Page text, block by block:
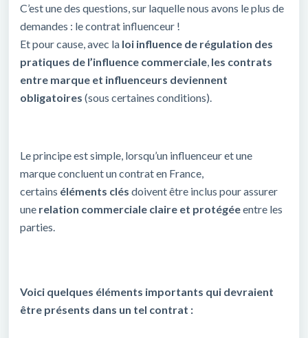
C’est une des questions, sur laquelle nous avons le plus de
demandes : le contrat influenceur !
Et pour cause, avec la loi influence de régulation des
pratiques de l’influence commerciale, les contrats
entre marque et influenceurs deviennent
obligatoires (sous certaines conditions).
Le principe est simple, lorsqu’un influenceur et une
marque concluent un contrat en France,
certains éléments clés doivent être inclus pour assurer
une relation commerciale claire et protégéeentre les
parties.
Voici quelques éléments importants qui devraient
être présents dans un tel contrat :